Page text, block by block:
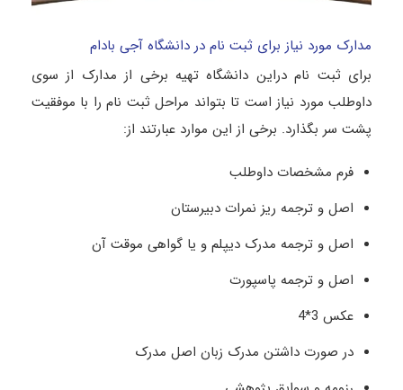
مدارک مورد نیاز برای ثبت نام در دانشگاه آجی بادام
برای ثبت نام دراین دانشگاه تهیه برخی از مدارک از سوی
داوطلب مورد نیاز است تا بتواند مراحل ثبت نام را با موفقیت
پشت سر بگذارد. برخی از این موارد عبارتند از:
فرم مشخصات داوطلب
اصل و ترجمه ریز نمرات دبیرستان
اصل و ترجمه مدرک دیپلم و یا گواهی موقت آن
اصل و ترجمه پاسپورت
عکس 3*4
در صورت داشتن مدرک زبان اصل مدرک